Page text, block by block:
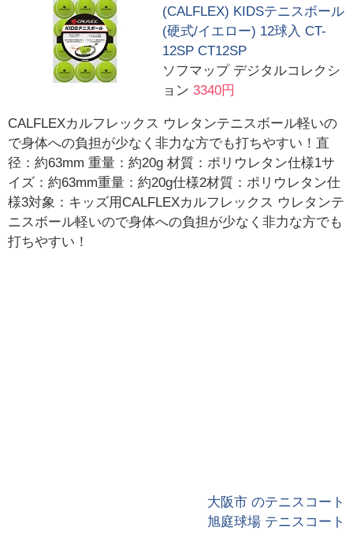
(CALFLEX) KIDSテニスボール
(硬式/イエロー) 12球入 CT-
12SP CT12SP
ソフマップ デジタルコレクシ
ョン 3340円
CALFLEXカルフレックス ウレタンテニスボール軽いの
で身体への負担が少なく非力な方でも打ちやすい！直
径：約63mm 重量：約20g 材質：ポリウレタン仕様1サ
イズ：約63mm重量：約20g仕様2材質：ポリウレタン仕
様3対象：キッズ用CALFLEXカルフレックス ウレタンテ
ニスボール軽いので身体への負担が少なく非力な方でも
打ちやすい！
大阪市 のテニスコート
旭庭球場 テニスコート